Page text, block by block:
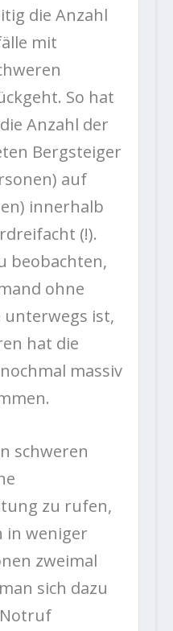
die Anzahl
mit
So hat
Anzahl der
Bergsteiger
auf
innerhalb
(!).
beobachten,
ohne
unterwegs ist,
hat die
massiv
schweren
zu rufen,
in weniger
zweimal
sich dazu